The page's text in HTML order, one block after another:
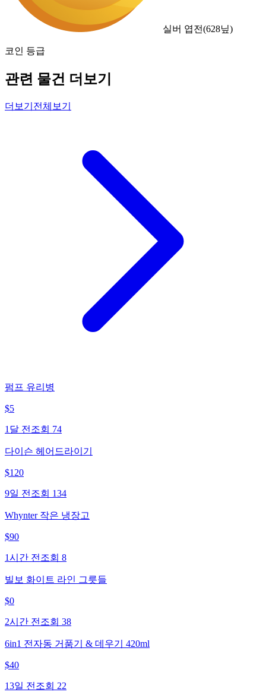
실버 엽전(628닢)
코인 등급
관련 물건 더보기
더보기 전체보기
펌프 유리병
$5
1달 전 조회 74
다이슨 헤어드라이기
$120
9일 전 조회 134
Whynter 작은 냉장고
$90
1시간 전 조회 8
빌보 화이트 라인 그릇들
$0
2시간 전 조회 38
6in1 전자동 거품기 & 데우기 420ml
$40
13일 전 조회 22